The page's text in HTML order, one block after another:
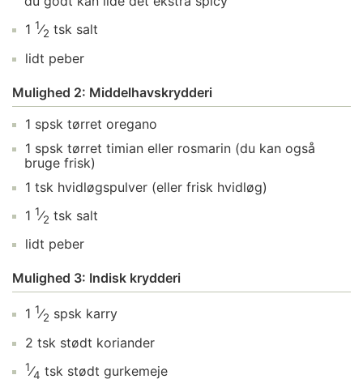
1 1⁄2 tsk salt
lidt peber
Mulighed 2: Middelhavskrydderi
1 spsk tørret oregano
1 spsk tørret timian eller rosmarin (du kan også
bruge frisk)
1 tsk hvidløgspulver (eller frisk hvidløg)
1 1⁄2 tsk salt
lidt peber
Mulighed 3: Indisk krydderi
1 1⁄2 spsk karry
2 tsk stødt koriander
1⁄4 tsk stødt gurkemeje